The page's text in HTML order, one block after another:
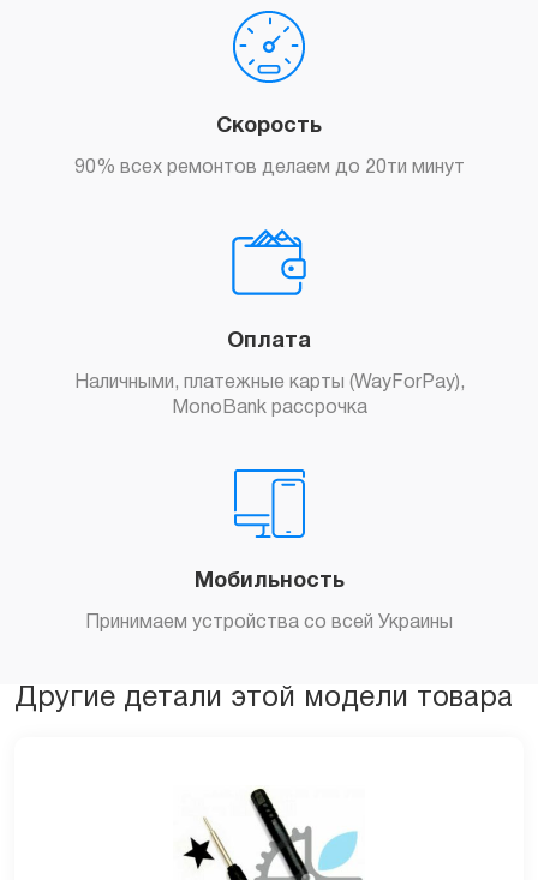
Скорость
90% всех ремонтов делаем до 20ти минут
Оплата
Наличными, платежные карты (WayForPay),
MonoBank рассрочка
Мобильность
Принимаем устройства со всей Украины
Другие детали этой модели товара